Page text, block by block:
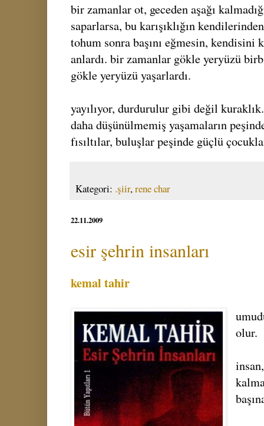
bir zamanlar ot, geceden aşağı
saparlarsa, bu karışıklığın
tohum sonra başını eğmesin, kendisini
anlardı. bir zamanlar gökle yeryüzü
gökle yeryüzü yaşarlardı.
yayılıyor, durdurulur gibi değil kuraklık.
daha düşünülmemiş yaşamaların
fısıltılar, buluşlar peşinde güçlü
Kategori: .şiir,rene char
22.11.2009
esir şehrin insanları
kemal tahir
olur.